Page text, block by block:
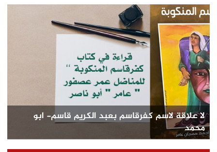
لا علاقة لاسم كفرقاسم بعبد الكريم قاسم- ابو
محمد